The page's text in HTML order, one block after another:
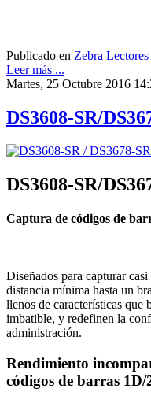
Publicado en Zebra
Leer más ...
Martes, 25 Octubre 2016
DS3608-SR/
DS3608-SR/
Captura de códigos de
Diseñados para capturar
distancia mínima hasta un
llenos de características que
imbatible, y redefinen la
administración.
Rendimiento
códigos de barras